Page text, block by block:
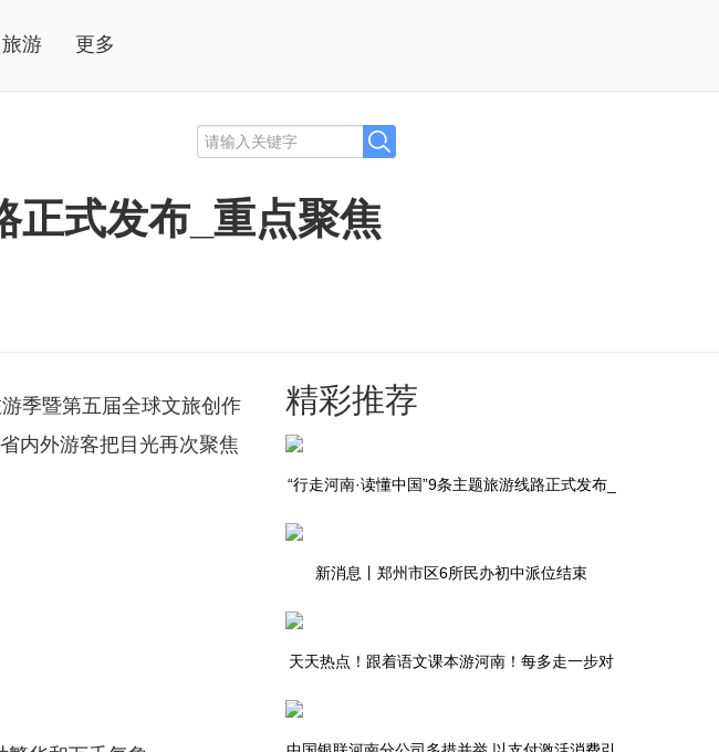
旅游 更多
正式发布_重点聚焦
季暨第五届全球文旅创作
内外游客把目光再次聚焦
精彩推荐
“行走河南·读懂中国”9条主题旅游线路正式发布_
新消息丨郑州市区6所民办初中派位结束
天天热点！跟着语文课本游河南！每多走一步对